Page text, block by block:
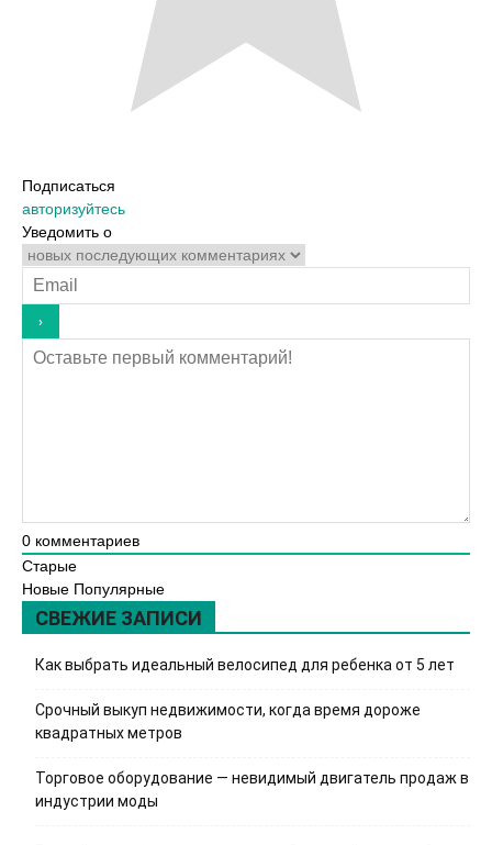
Подписаться
авторизуйтесь
Уведомить о
0 комментариев
Старые
Новые Популярные
СВЕЖИЕ ЗАПИСИ
Как выбрать идеальный велосипед для ребенка от 5 лет
Срочный выкуп недвижимости, когда время дороже
квадратных метров
Торговое оборудование — невидимый двигатель продаж в
индустрии моды